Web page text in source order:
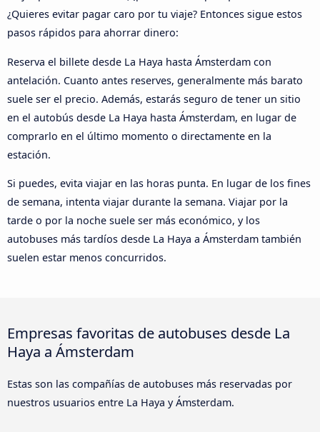
¿Quieres evitar pagar caro por tu viaje? Entonces sigue estos
pasos rápidos para ahorrar dinero:
Reserva el billete desde La Haya hasta Ámsterdam con
antelación. Cuanto antes reserves, generalmente más barato
suele ser el precio. Además, estarás seguro de tener un sitio
en el autobús desde La Haya hasta Ámsterdam, en lugar de
comprarlo en el último momento o directamente en la
estación.
Si puedes, evita viajar en las horas punta. En lugar de los fines
de semana, intenta viajar durante la semana. Viajar por la
tarde o por la noche suele ser más económico, y los
autobuses más tardíos desde La Haya a Ámsterdam también
suelen estar menos concurridos.
Empresas favoritas de autobuses desde La
Haya a Ámsterdam
Estas son las compañías de autobuses más reservadas por
nuestros usuarios entre La Haya y Ámsterdam.